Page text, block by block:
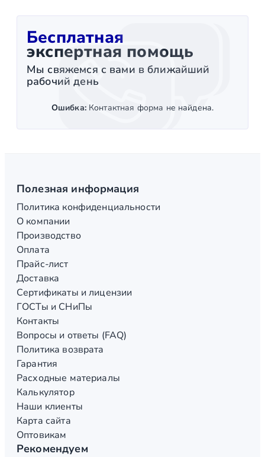
Бесплатная
экспертная помощь
Мы свяжемся с вами в ближайший
рабочий день
Ошибка:Контактная форма не найдена.
Полезная информация
Политика конфиденциальности
О компании
Производство
Оплата
Прайс-лист
Доставка
Сертификаты и лицензии
ГОСТы и СНиПы
Контакты
Вопросы и ответы (FAQ)
Политика возврата
Гарантия
Расходные материалы
Калькулятор
Наши клиенты
Карта сайта
Оптовикам
Рекомендуем